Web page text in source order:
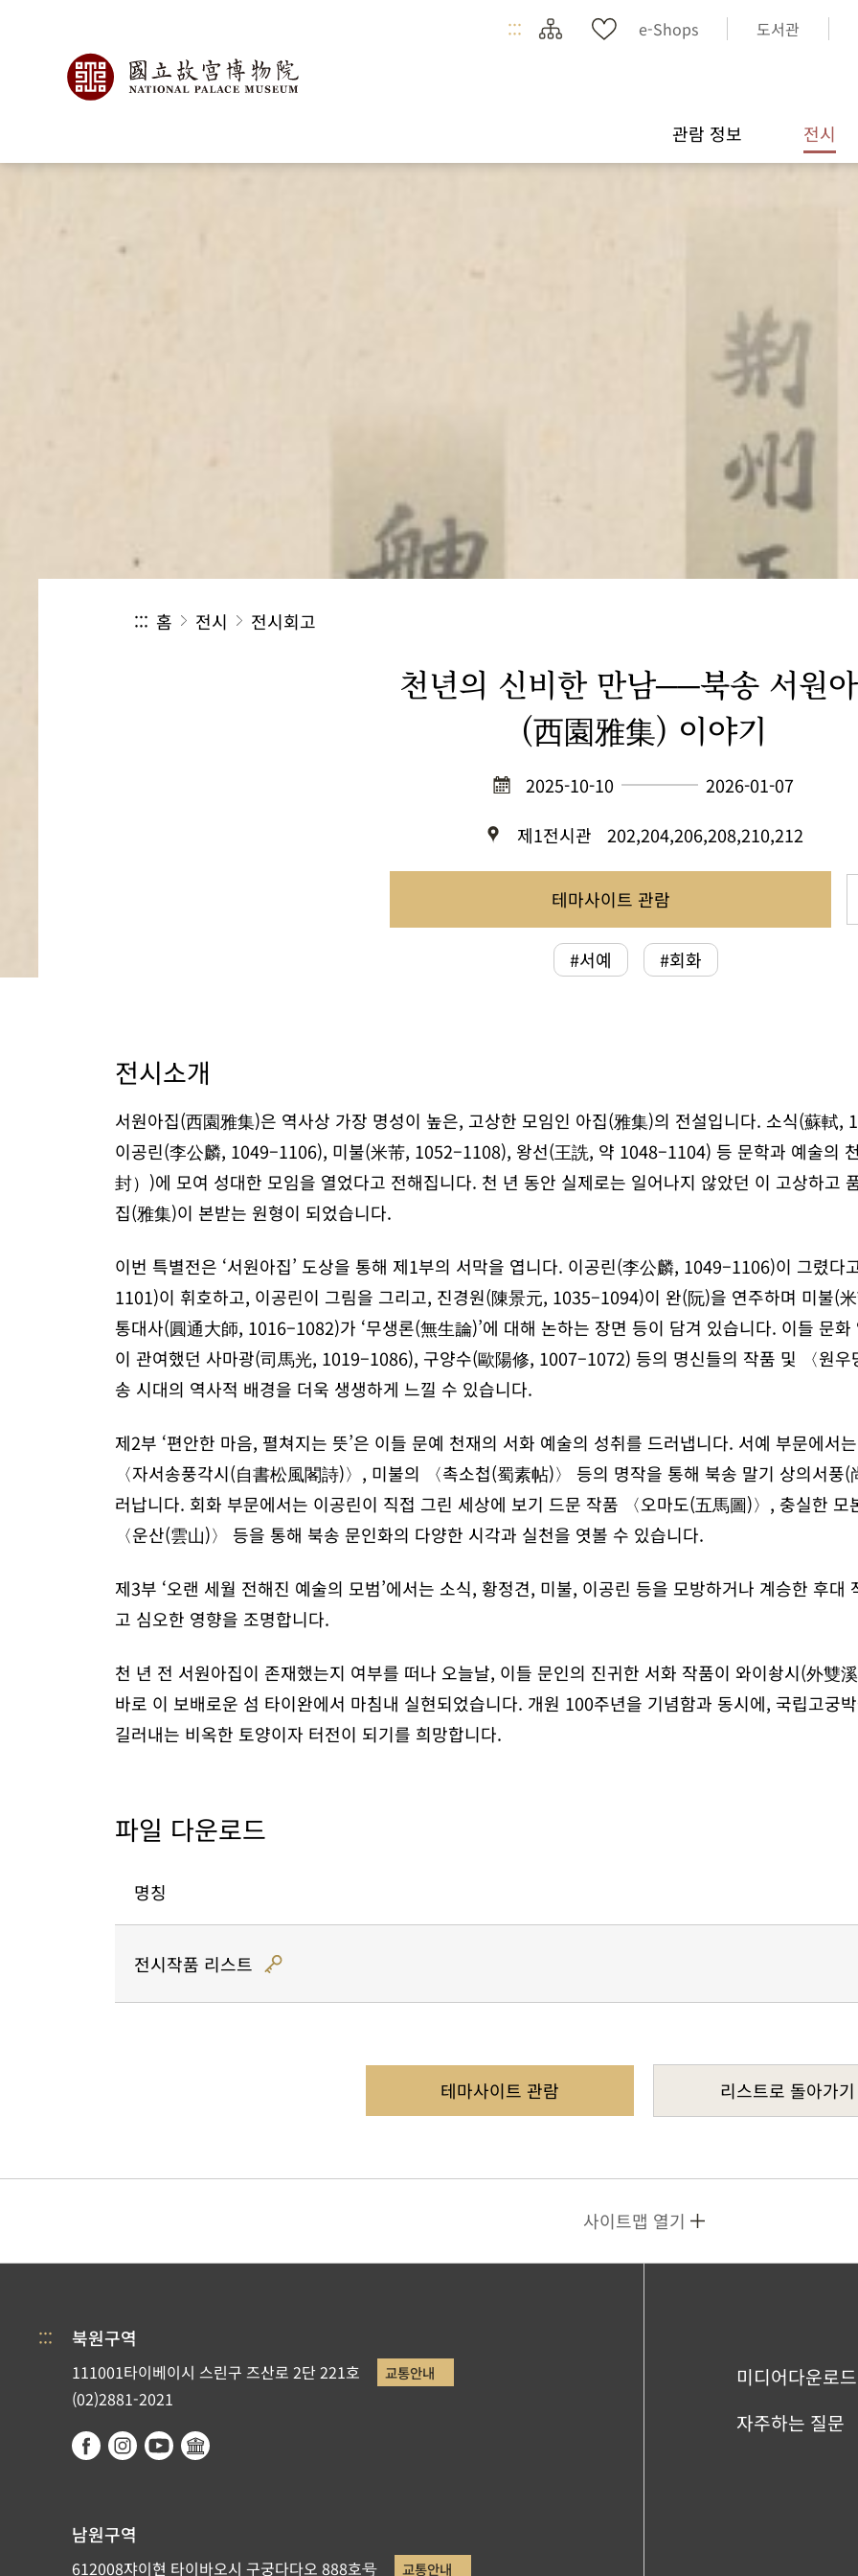
::: e-Shops 도서관
관람 정보 전시
::: 홈 전시 전시회고
천년의 신비한 만남──북송 서원
(西園雅集) 이야기
2025-10-10
2026-01-07
제1전시관
202,204,206,208,210,212
테마사이트 관람
#서예 #회화
전시소개
서원아집(西園雅集)은 역사상 가장 명성이 높은, 고상한 모임인 아집(雅集)의 전설입니다. 소식(蘇軾
이공린(李公麟, 1049–1106), 미불(米芾, 1052–1108), 왕선(王詵, 약 1048–1104) 등 문학과 예술의
封）)에 모여 성대한 모임을 열었다고 전해집니다. 천 년 동안 실제로는 일어나지 않았던 이 고상하고
집(雅集)이 본받는 원형이 되었습니다.
이번 특별전은 ‘서원아집’ 도상을 통해 제1부의 서막을 엽니다. 이공린(李公麟, 1049–1106)이 그렸
1101)이 휘호하고, 이공린이 그림을 그리고, 진경원(陳景元, 1035–1094)이 완(阮)을 연주하며 미불(
통대사(圓通大師, 1016–1082)가 ‘무생론(無生論)’에 대해 논하는 장면 등이 담겨 있습니다. 이들 문
이 관여했던 사마광(司馬光, 1019–1086), 구양수(歐陽修, 1007–1072) 등의 명신들의 작품 및 〈원
송 시대의 역사적 배경을 더욱 생생하게 느낄 수 있습니다.
제2부 ‘편안한 마음, 펼쳐지는 뜻’은 이들 문예 천재의 서화 예술의 성취를 드러냅니다. 서예 부문에
〈자서송풍각시(自書松風閣詩)〉, 미불의 〈촉소첩(蜀素帖)〉 등의 명작을 통해 북송 말기 상의서
러납니다. 회화 부문에서는 이공린이 직접 그린 세상에 보기 드문 작품 〈오마도(五馬圖)〉, 충실한
〈운산(雲山)〉 등을 통해 북송 문인화의 다양한 시각과 실천을 엿볼 수 있습니다.
제3부 ‘오랜 세월 전해진 예술의 모범’에서는 소식, 황정견, 미불, 이공린 등을 모방하거나 계승한 후
고 심오한 영향을 조명합니다.
천 년 전 서원아집이 존재했는지 여부를 떠나 오늘날, 이들 문인의 진귀한 서화 작품이 와이솽시(外雙
바로 이 보배로운 섬 타이완에서 마침내 실현되었습니다. 개원 100주년을 기념함과 동시에, 국립고궁
길러내는 비옥한 토양이자 터전이 되기를 희망합니다.
파일 다운로드
명칭
전시작품 리스트
테마사이트 관람 리스트로 돌아가기
사이트맵 열기
::: 북원구역
111001타이베이시 스린구 즈산로 2단 221호 교통안내
(02)2881-2021
남원구역
612008쟈이현 타이바오시 구궁다다오 888호号 교통안내
미디어다운로드
자주하는 질문